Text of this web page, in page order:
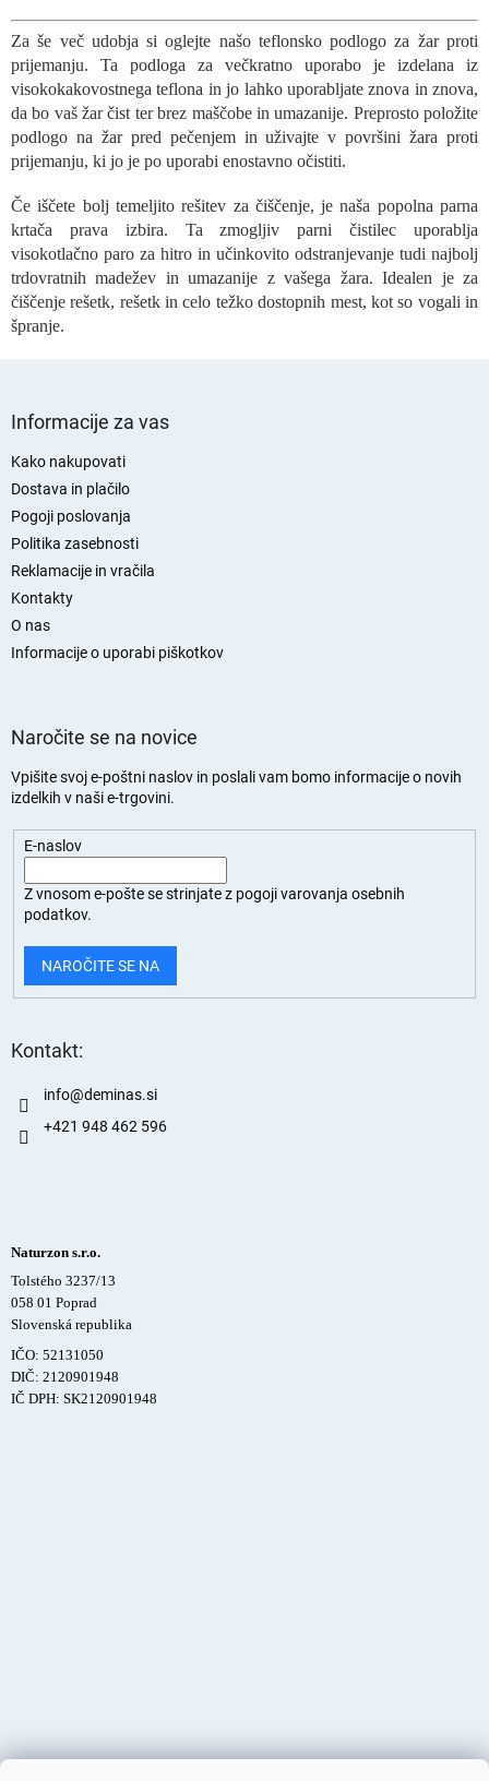
n
t
r
o
l
n
i
e
e
m
e
n
t
Za še več udobja si oglejte našo teflonsko podlogo za žar proti
prijemanju. Ta podloga za večkratno uporabo je izdelana iz
visokokakovostnega teflona in jo lahko uporabljate znova in znova,
da bo vaš žar čist ter brez maščobe in umazanije. Preprosto položite
podlogo na žar pred pečenjem in uživajte v površini žara proti
prijemanju, ki jo je po uporabi enostavno očistiti.
Če iščete bolj temeljito rešitev za čiščenje, je naša popolna parna
krtača prava izbira. Ta zmogljiv parni čistilec uporablja
visokotlačno paro za hitro in učinkovito odstranjevanje tudi najbolj
trdovratnih madežev in umazanije z vašega žara. Idealen je za
čiščenje rešetk, rešetk in celo težko dostopnih mest, kot so vogali in
špranje.
Informacije za vas
Kako nakupovati
Dostava in plačilo
Pogoji poslovanja
Politika zasebnosti
Reklamacije in vračila
Kontakty
O nas
Informacije o uporabi piškotkov
Naročite se na novice
Vpišite svoj e-poštni naslov in poslali vam bomo informacije o novih
izdelkih v naši e-trgovini.
E-naslov
Z vnosom e-pošte se strinjate z pogoji varovanja osebnih
podatkov.
NAROČITE SE NA
Kontakt:
info@deminas.si
+421 948 462 596
Naturzon s.r.o.
Tolstého 3237/13
058 01 Poprad
Slovenská republika
IČO: 52131050
DIČ: 2120901948
IČ DPH: SK2120901948